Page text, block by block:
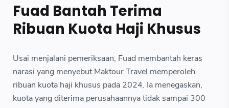
Fuad Bantah Terima
Ribuan Kuota Haji Khusus
Usai menjalani pemeriksaan, Fuad membantah keras
narasi yang menyebut Maktour Travel memperoleh
ribuan kuota haji khusus pada 2024. Ia menegaskan,
kuota yang diterima perusahaannya tidak sampai 300